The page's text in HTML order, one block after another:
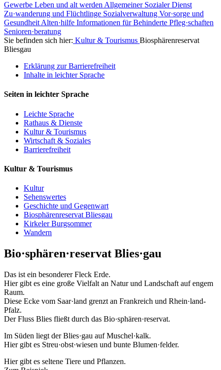
Gewerbe Leben und alt werden Allgemeiner Sozialer Dienst
Zu·wanderung und Flüchtlinge Sozialverwaltung Vor·sorge und
Gesundheit Alten·hilfe Informationen für Behinderte Pfleg·schaften
Senioren·beratung
Sie befinden sich hier: Kultur & Tourismus Biosphärenreservat
Bliesgau
Erklärung zur Barrierefreiheit
Inhalte in leichter Sprache
Seiten in leichter Sprache
Leichte Sprache
Rathaus & Dienste
Kultur & Tourismus
Wirtschaft & Soziales
Barrierefreiheit
Kultur & Tourismus
Kultur
Sehenswertes
Geschichte und Gegenwart
Biosphärenreservat Bliesgau
Kirkeler Burgsommer
Wandern
Bio·sphären·reservat Blies·gau
Das ist ein besonderer Fleck Erde.
Hier gibt es eine große Vielfalt an Natur und Landschaft auf engem
Raum.
Diese Ecke vom Saar·land grenzt an Frankreich und Rhein·land-
Pfalz.
Der Fluss Blies fließt durch das Bio·sphären·reservat.
Im Süden liegt der Blies·gau auf Muschel·kalk.
Hier gibt es Streu·obst·wiesen und bunte Blumen·felder.
Hier gibt es seltene Tiere und Pflanzen.